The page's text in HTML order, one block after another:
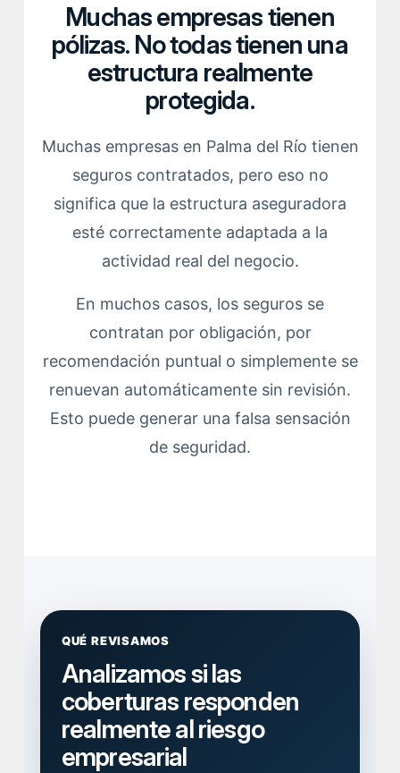
Muchas empresas tienen
pólizas. No todas tienen una
estructura realmente
protegida.
Muchas empresas en Palma del Río tienen
seguros contratados, pero eso no
significa que la estructura aseguradora
esté correctamente adaptada a la
actividad real del negocio.
En muchos casos, los seguros se
contratan por obligación, por
recomendación puntual o simplemente se
renuevan automáticamente sin revisión.
Esto puede generar una falsa sensación
de seguridad.
QUÉ REVISAMOS
Analizamos si las
coberturas responden
realmente al riesgo
empresarial